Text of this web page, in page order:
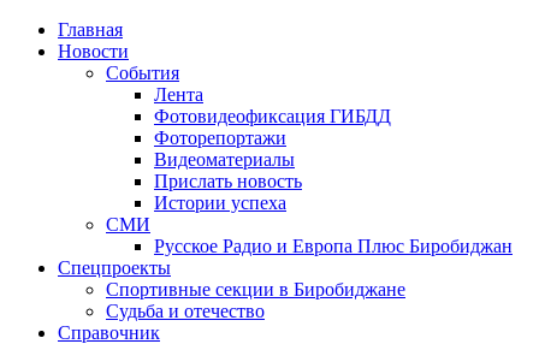
Главная
Новости
События
Лента
Фотовидеофиксация ГИБДД
Фоторепортажи
Видеоматериалы
Прислать новость
Истории успеха
СМИ
Русское Радио и Европа Плюс Биробиджан
Спецпроекты
Спортивные секции в Биробиджане
Судьба и отечество
Справочник